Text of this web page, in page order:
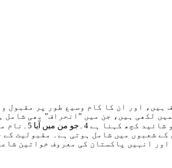
اور ان کا کام وسیع طور پر مقبول
لکھی ہیں، جن میں "انحراف" بھی شامل
شعبوں میں شامل ہوتی ہے۔ مقبولیت کے
انہیں پاکستان کی معروف خواتین